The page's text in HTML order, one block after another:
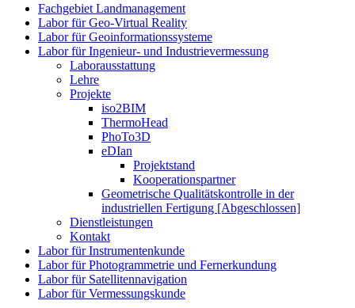
Fachgebiet Landmanagement
Labor für Geo-Virtual Reality
Labor für Geoinformationssysteme
Labor für Ingenieur- und Industrievermessung
Laborausstattung
Lehre
Projekte
iso2BIM
ThermoHead
PhoTo3D
eDIan
Projektstand
Kooperationspartner
Geometrische Qualitätskontrolle in der
industriellen Fertigung [Abgeschlossen]
Dienstleistungen
Kontakt
Labor für Instrumentenkunde
Labor für Photogrammetrie und Fernerkundung
Labor für Satellitennavigation
Labor für Vermessungskunde